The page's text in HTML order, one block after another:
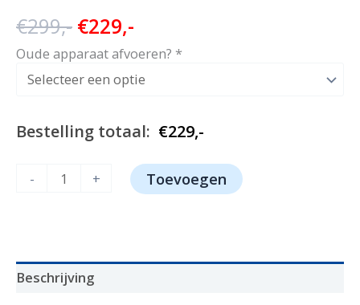
€299,- Oorspronkelijke
prijs
was:
€229,-
prijs
is:
Oude apparaat afvoeren? *
Bestelling totaal: €229,-
- + Toevoegen
Beschrijving